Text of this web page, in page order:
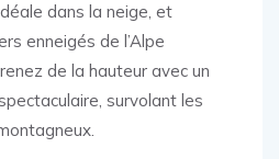
dans la neige, et
enneigés de l’Alpe
de la hauteur avec un
survolant les